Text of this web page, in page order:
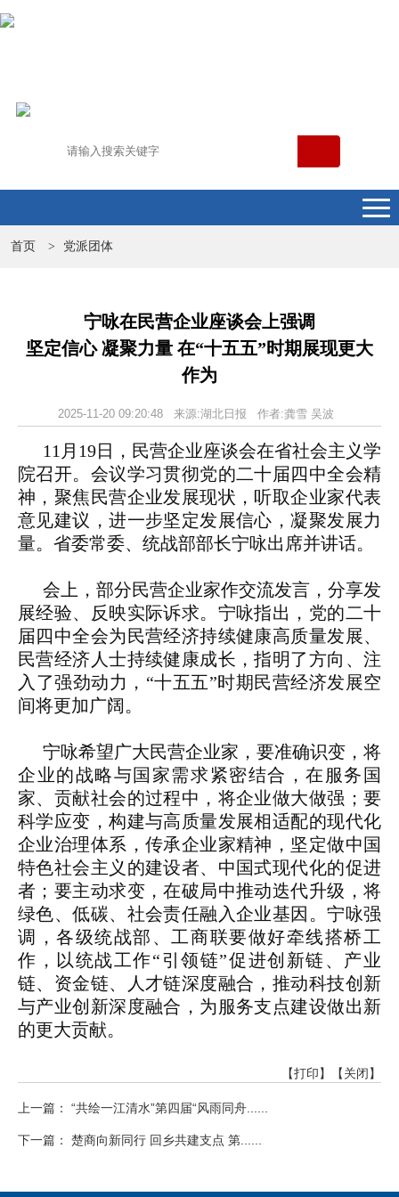
首页 > 党派团体
宁咏在民营企业座谈会上强调
坚定信心 凝聚力量 在“十五五”时期展现更大
作为
2025-11-20 09:20:48 来源:湖北日报 作者:龚雪 吴波
11月19日，民营企业座谈会在省社会主义学
院召开。会议学习贯彻党的二十届四中全会精
神，聚焦民营企业发展现状，听取企业家代表
意见建议，进一步坚定发展信心，凝聚发展力
量。省委常委、统战部部长宁咏出席并讲话。
会上，部分民营企业家作交流发言，分享发
展经验、反映实际诉求。宁咏指出，党的二十
届四中全会为民营经济持续健康高质量发展、
民营经济人士持续健康成长，指明了方向、注
入了强劲动力，“十五五”时期民营经济发展空
间将更加广阔。
宁咏希望广大民营企业家，要准确识变，将
企业的战略与国家需求紧密结合，在服务国
家、贡献社会的过程中，将企业做大做强；要
科学应变，构建与高质量发展相适配的现代化
企业治理体系，传承企业家精神，坚定做中国
特色社会主义的建设者、中国式现代化的促进
者；要主动求变，在破局中推动迭代升级，将
绿色、低碳、社会责任融入企业基因。宁咏强
调，各级统战部、工商联要做好牵线搭桥工
作，以统战工作“引领链”促进创新链、产业
链、资金链、人才链深度融合，推动科技创新
与产业创新深度融合，为服务支点建设做出新
的更大贡献。
【打印】 【关闭】
上一篇： “共绘一江清水”第四届“风雨同舟......
下一篇： 楚商向新同行 回乡共建支点 第......